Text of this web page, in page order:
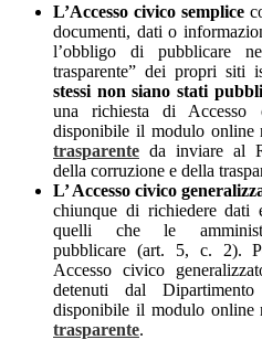
L’Accesso civico semplice
documenti, dati o
l’obbligo di pubblicare
trasparente” dei propri siti
stessi non siano stati
una richiesta di
disponibile il modulo online
trasparente da inviare al
della corruzione e della
L’ Accesso civico
chiunque di richiedere dati
quelli che le
pubblicare (art. 5, c. 2).
Accesso civico
detenuti dal
disponibile il modulo online
trasparente.